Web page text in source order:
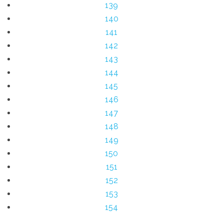
139
140
141
142
143
144
145
146
147
148
149
150
151
152
153
154